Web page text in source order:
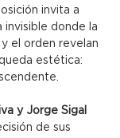
invita a
invisible donde la
el orden revelan
estética:
y Jorge Sigal
de sus